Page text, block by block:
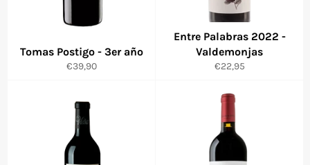
Tomas Postigo - 3er año
Precio
€39,90
Entre Palabras 2022 -
Valdemonjas
Precio
€22,95